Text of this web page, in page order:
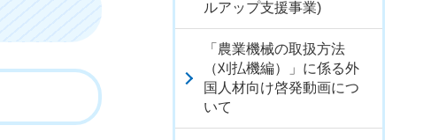
ルアップ支援事業)
「農業機械の取扱方法
（刈払機編）」に係る外
国人材向け啓発動画につ
いて